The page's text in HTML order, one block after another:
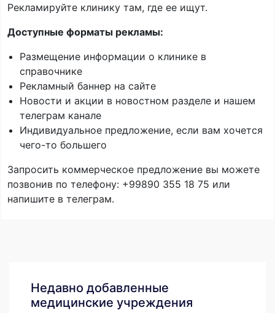
Рекламируйте клинику там, где ее ищут.
Доступные форматы рекламы:
Размещение информации о клинике в
справочнике
Рекламный баннер на сайте
Новости и акции в новостном разделе и нашем
телеграм канале
Индивидуальное предложение, если вам хочется
чего-то большего
Запросить коммерческое предложение вы можете
позвонив по телефону: +99890 355 18 75 или
напишите в телеграм.
Недавно добавленные
медицинские учреждения